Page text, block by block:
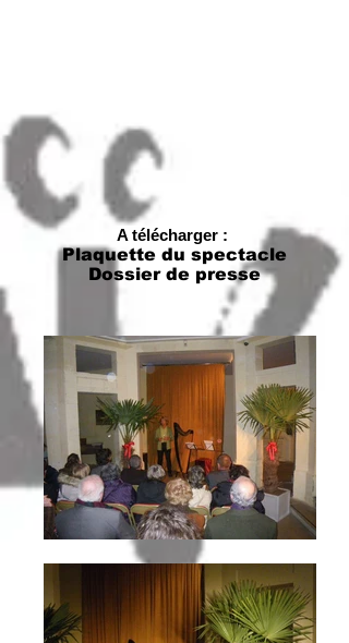
A télécharger :
Plaquette du spectacle
Dossier de presse